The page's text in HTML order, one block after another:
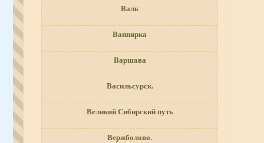
Валк
Вапнярка
Варшава
Васильсурск.
Великий Сибирский путь
Вержболово.